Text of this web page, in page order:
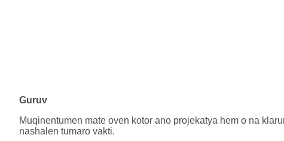
Guruv
Muqinentumen mate oven kotor ano projekatya hem o na
nashalen tumaro vakti.